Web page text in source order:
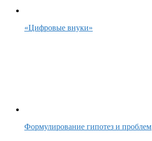
«Цифровые внуки»
Формулирование гипотез и проблем